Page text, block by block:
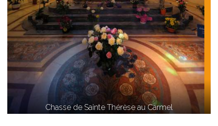
Chasse de Sainte Thérèse au Carmel